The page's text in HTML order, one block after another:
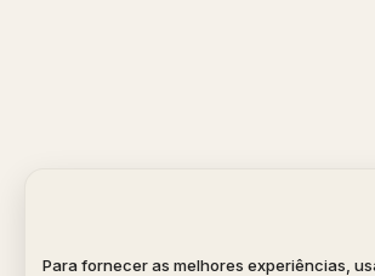
Para fornecer as melhores experiências,